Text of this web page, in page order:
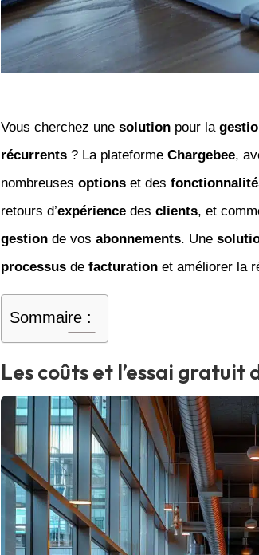
Vous cherchez une solutionpour la
récurrents? La plateforme Chargebee,
nombreuses optionset des
retours d’expériencedes clients, et
gestionde vos abonnements. Une
processusde facturationet améliorer la
Sommaire :
Les coûts et l’essai gratuit